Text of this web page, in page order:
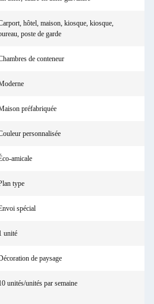
hôtel, maison, kiosque, kiosque,
poste de garde
de conteneur
préfabriquée
personnalisée
amicale
type
spécial
unité
de paysage
unités/unités par semaine